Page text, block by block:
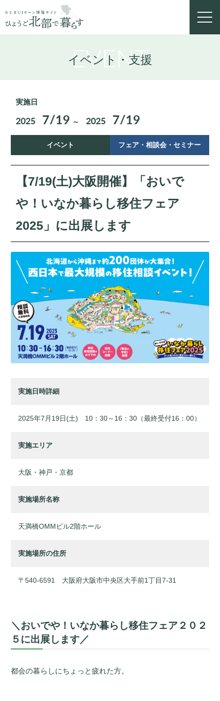
EVENT
イベント・支援
実施日
2025 7/19 ～ 2025 7/19
イベント フェア・相談会・セミナー
【7/19(土)大阪開催】「おいで
や！いなか暮らし移住フェア
2025」に出展します
実施日時詳細
2025年7月19日(土) 10：30～16：30（最終受付16：00）
実施エリア
大阪・神戸・京都
実施場所名称
天満橋OMMビル2階ホール
実施場所の住所
〒540-6591 大阪府大阪市中央区大手前1丁目7-31
＼おいでや！いなか暮らし移住フェア２０２
５に出展します／
都会の暮らしにちょっと疲れた方。